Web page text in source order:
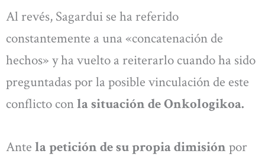
Al revés, Sagardui se ha referido
constantemente a una «concatenación de
hechos» y ha vuelto a reiterarlo cuando ha sido
preguntadas por la posible vinculación de este
conflicto conla situación de Onkologikoa.
Ante la petición de su propia dimisión por